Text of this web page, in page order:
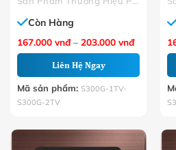
Còn Hàng
167.000 vnđ – 203.000 vnđKhoảng
từ
đến
203.000
Liên Hệ Ngay
Mã sản phẩm: S300G-1TV-
S300G-2TV